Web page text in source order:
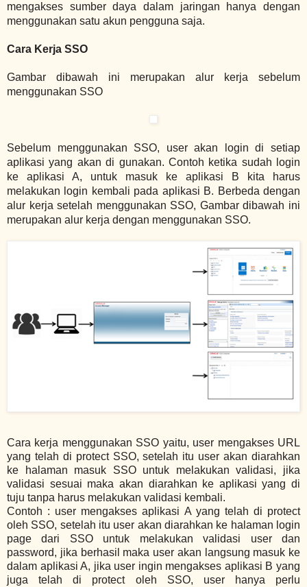
mengakses sumber daya dalam jaringan hanya dengan
menggunakan satu akun pengguna saja.
Cara Kerja SSO
Gambar dibawah ini merupakan alur kerja sebelum
menggunakan SSO
Sebelum menggunakan SSO, user akan login di setiap
aplikasi yang akan di gunakan. Contoh ketika sudah login
ke aplikasi A, untuk masuk ke aplikasi B kita harus
melakukan login kembali pada aplikasi B. Berbeda dengan
alur kerja setelah menggunakan SSO, Gambar dibawah ini
merupakan alur kerja dengan menggunakan SSO.
Cara kerja menggunakan SSO yaitu, user mengakses URL
yang telah di protect SSO, setelah itu user akan diarahkan
ke halaman masuk SSO untuk melakukan validasi, jika
validasi sesuai maka akan diarahkan ke aplikasi yang di
tuju tanpa harus melakukan validasi kembali.
Contoh : user mengakses aplikasi A yang telah di protect
oleh SSO, setelah itu user akan diarahkan ke halaman login
page dari SSO untuk melakukan validasi user dan
password, jika berhasil maka user akan langsung masuk ke
dalam aplikasi A, jika user ingin mengakses aplikasi B yang
juga telah di protect oleh SSO, user hanya perlu